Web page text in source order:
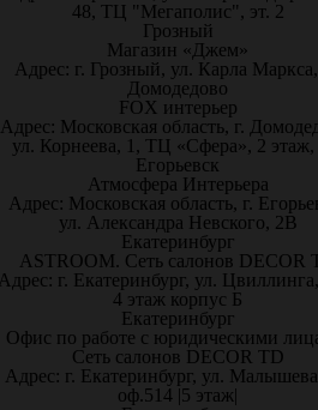
48, ТЦ "Мегаполис", эт. 2
Грозный
Магазин «Джем»
Адрес: г. Грозный, ул. Карла
Домодедово
FOX интерьер
Адрес: Московская область, г.
ул. Корнеева, 1, ТЦ «Сфера», 2 этаж,
Егорьевск
Атмосфера Интерьера
Адрес: Московская область, г.
ул. Александра Невского, 2В
Екатеринбург
ASTROOM. Сеть салонов DECOR
г. Екатеринбург, ул.
4 этаж корпус Б
Екатеринбург
Офис по работе с юридическими
Сеть салонов DECOR TD
Адрес: г. Екатеринбург, ул.
оф.514 |5 этаж|